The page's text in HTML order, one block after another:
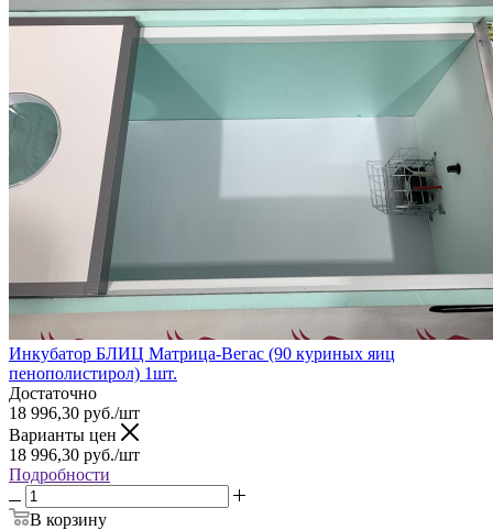
Инкубатор БЛИЦ Матрица-Вегас (90 куриных яиц
пенополистирол) 1шт.
Достаточно
18 996,30 руб./шт
Варианты цен
18 996,30 руб./шт
Подробности
В корзину